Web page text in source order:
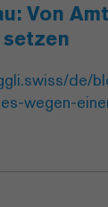
Von
setzen
de/
wegen-